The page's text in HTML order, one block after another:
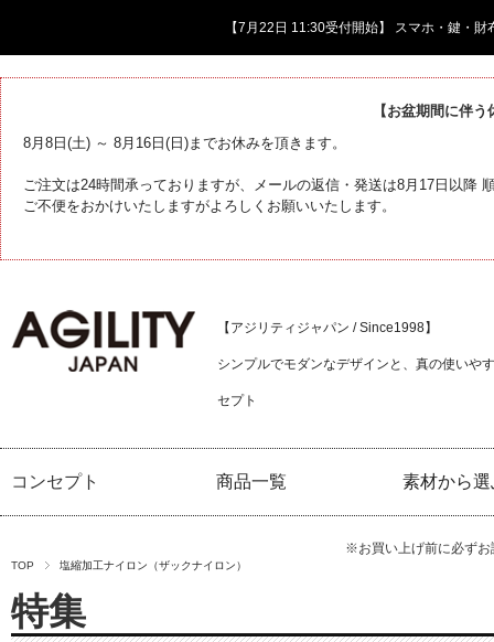
【7月22日 11:30受付開始】 スマホ・鍵・
【お盆期間に伴
8月8日(土) ～ 8月16日(日)までお休みを頂きます。
ご注文は24時間承っておりますが、メールの返信・発送は8月17日以降
ご不便をおかけいたしますがよろしくお願いいたします。
【アジリティジャパン / Since1998】
シンプルでモダンなデザインと、真の使いや
セプト
コンセプト 商品一覧 素材から選
※お買い上げ前に必ず
TOP 塩縮加工ナイロン（ザックナイロン）
特集